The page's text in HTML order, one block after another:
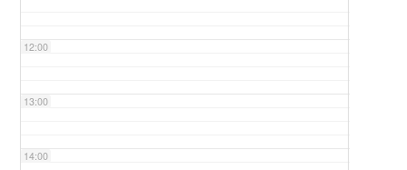
12:00
13:00
14:00